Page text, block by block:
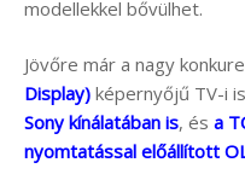
modellekkel bővülhet.
Jövőre már a nagy
Display) képernyőjű TV-i
Sony kínálatában is, és a
nyomtatással előállított